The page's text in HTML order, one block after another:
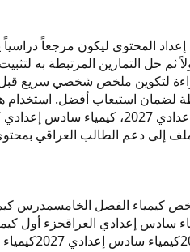
بعنوان "ملخص فصل الخامس" مخصص لطلاب السادس الإعدادي في
حل التمارين المرتبطة به
لتكوين ملخص شخصي سريع قبل
استيعاب أفضل. استخدام
كيمياء الفصل الخامسمدرس
سادس إعدادي العراقجزء أول
كيمياء سادس إعدادي 2027